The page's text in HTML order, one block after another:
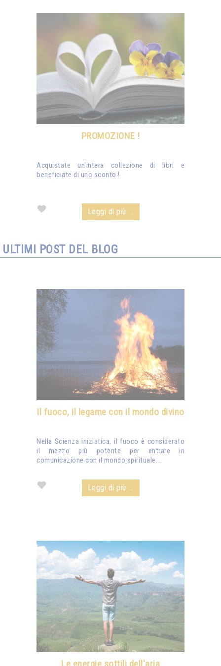
PROMOZIONE !
Acquistate un'intera collezione di libri e
beneficiate di uno sconto !
Leggi di più ...
ULTIMI POST DEL BLOG
Il fuoco, il legame con il mondo divino
Nella Scienza iniziatica, il fuoco è considerato
il mezzo più potente per entrare in
comunicazione con il mondo spirituale...
Leggi di più ...